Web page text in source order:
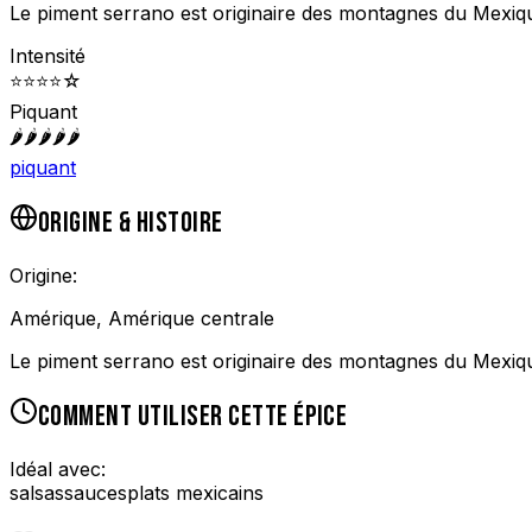
Le piment serrano est originaire des montagnes du
Intensité
⭐⭐⭐⭐☆
Piquant
🌶️🌶️🌶️🌶️🌶️
piquant
ORIGINE & HISTOIRE
Origine:
Amérique, Amérique centrale
Le piment serrano est originaire des montagnes du
COMMENT UTILISER CETTE ÉPICE
Idéal avec:
salsassaucesplats mexicains